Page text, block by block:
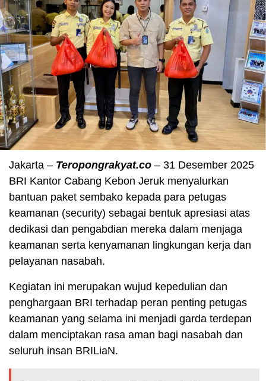
Jakarta – Teropongrakyat.co – 31 Desember 2025
BRI Kantor Cabang Kebon Jeruk menyalurkan
bantuan paket sembako kepada para petugas
keamanan (security) sebagai bentuk apresiasi atas
dedikasi dan pengabdian mereka dalam menjaga
keamanan serta kenyamanan lingkungan kerja dan
pelayanan nasabah.
Kegiatan ini merupakan wujud kepedulian dan
penghargaan BRI terhadap peran penting petugas
keamanan yang selama ini menjadi garda terdepan
dalam menciptakan rasa aman bagi nasabah dan
seluruh insan BRILiaN.